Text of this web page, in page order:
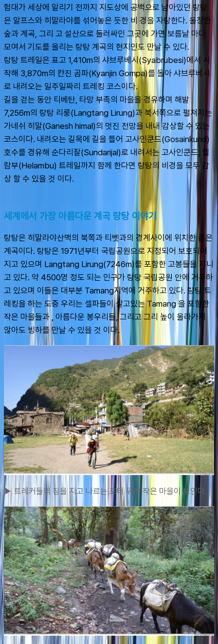
험대가 세상에 알리기 전까지 지도상에 공백으로 남아있던 랑탕
은 알프스와 히말라야를 섞어놓은 듯한 비 경을 자랑한다. 울창한
숲과 계곡, 그리 고 설산으로 둘러싸인 그곳에 가면 보름날 마다
모여서 기도를 올리는 랑탕 계곡의 현지인도 만날 수 있다.
랑탕 트레일은 표고 1,410m의 샤브루베시(Syabrubesi)에서 시
작해 3,870m의 캰진 곰파(Kyanjin Gompa)를 돌아 샤브루베시
로 내려오는 일주일짜리 트레킹 코스이다.
길을 걷는 동안 티베탄, 타망 부족의 마을을 경유하며 해발
7,256m의 랑탕 리룽(Langtang Lirung)과 북서쪽으로 펼쳐지는
가네쉬 히말(Ganesh himal)의 멋진 전망을 내내 감상할 수 있는
코스이다. 내려오는 길목에 길을 틀어 고사인쿤드(Gosainkund)
호수를 경유해 순다리잘(Sundarijal)로 내려서는 고사인쿤드, 헬
람부(Helambu) 트레일까지 함께 한다면 랑탕의 비경을 모두 감
상 할 수 있을 것 이다.
세계에서 가장 아름다운 계곡 랑탕 이야기
랑탕은 히말라야산맥의 북쪽과 티벳과의 경계사이에 위치한 좁은
계곡이다. 랑탕은 1971년부터 국립공원으로 지정되어 보호되어
지고 있으며 Langtang Lirung(7246m)를 포함한 고봉들을 지니
고 있다. 약 4500명 정도 되는 인구가 랑탕 국립공원 안에 거주하
고 있으며 이들은 대부분 Tamang지역에 거주하고 있다. 랑탕 트
레킹을 하는 도중 우리는 셀파들이 살고있는 Tamang 을 포함한
작은 마을들과 , 아름다운 봉우리들, 그리고 그리 높이 올라가지
않아도 빙하를 만날 수 있을 것 이다.
▶ 트레커들의 짐을 지고 나르는 포터 뒤로 작은 마을이 보인다.